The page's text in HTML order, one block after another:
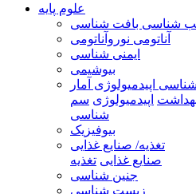
علوم پایه
شناسی بافت شناسی
آناتومی نوروآناتومی
ایمنی شناسی
بیوشیمی
اپیدمیولوژی آمار
اپیدمیولوژی سم
شناسی
بیوفیزیک
تغذیه/ صنایع غذایی
صنایع غذایی تغذیه
جنین شناسی
زیست شناسی